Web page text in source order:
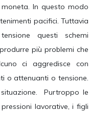
In questo modo
pacifici. Tuttavia
questi schemi
più problemi che
ci aggredisce con
o attenuanti o tensione.
Purtroppo le
lavorative, i figli